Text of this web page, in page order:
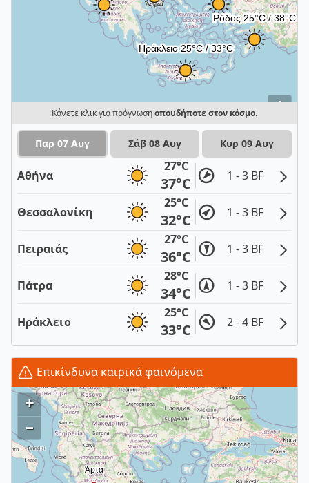
i
Κάνετε κλικ για πρόγνωσηοπουδήποτε στον κόσμο.
Παρ 07 Αυγ Σάβ 08 Αυγ Κυρ 09 Αυγ
Αθήνα
27°C
37°C 1 - 3 BF
Θεσσαλονίκη
25°C
32°C 1 - 3 BF
Πειραιάς
27°C
36°C 1 - 3 BF
Πάτρα
28°C
34°C 1 - 3 BF
Ηράκλειο
25°C
33°C 2 - 4 BF
Επικίνδυνα καιρικά φαινόμενα
+
–